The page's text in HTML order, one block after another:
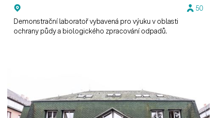
50
Demonstrační laboratoř vybavená pro výuku v oblasti
ochrany půdy a biologického zpracování odpadů.